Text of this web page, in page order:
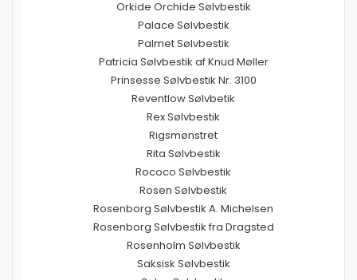
Orkide Orchide Sølvbestik
Palace Sølvbestik
Palmet Sølvbestik
Patricia Sølvbestik af Knud Møller
Prinsesse Sølvbestik Nr. 3100
Reventlow Sølvbetik
Rex Sølvbestik
Rigsmønstret
Rita Sølvbestik
Rococo Sølvbestik
Rosen Sølvbestik
Rosenborg Sølvbestik A. Michelsen
Rosenborg Sølvbestik fra Dragsted
Rosenholm Sølvbestik
Saksisk Sølvbestik